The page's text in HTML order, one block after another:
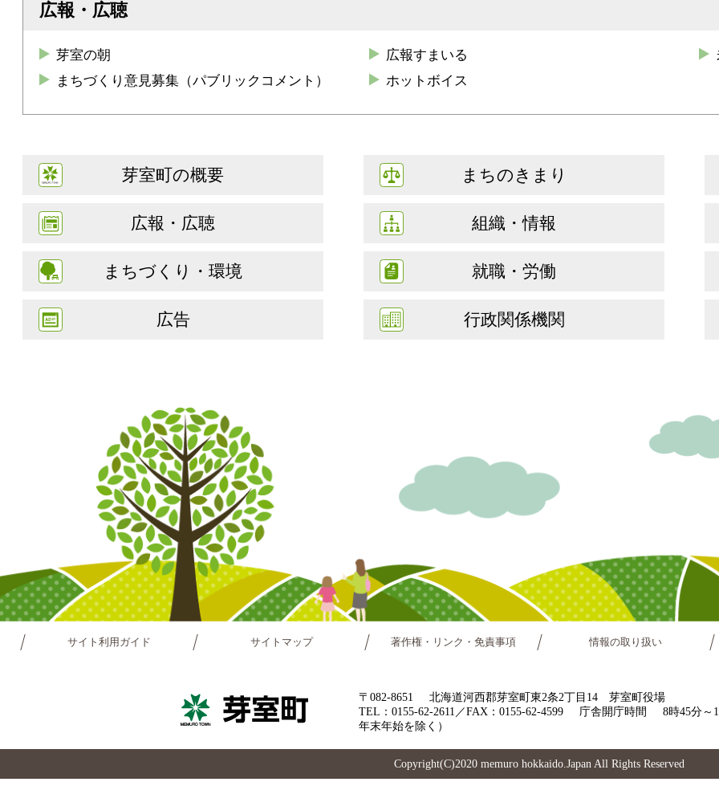
広報・広聴
芽室の朝 広報すまいる
まちづくり意見募集（パブリックコメント）
ホットボイス
芽室町の概要 まちのきまり
広報・広聴 組織・情報
まちづくり・環境 就職・労働
広告 行政関係機関
サイト利用ガイド サイトマップ 著作権・リンク・免責事項 情報の取り扱い
〒082-8651
北海道河西郡芽室町東2条2丁目14 芽室町役場
TEL：0155-62-2611／FAX：0155-62-4599
庁舎開庁時間
8時45分～
年末年始を除く）
Copyright(C)2020 memuro hokkaido.Japan All Rights Reserved